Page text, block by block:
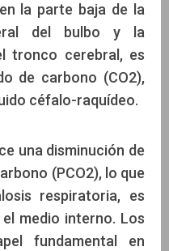
la parte baja de la
del bulbo y la
tronco cerebral, es
de carbono (CO2),
céfalo-raquídeo.
una disminución de
(PCO2), lo que
respiratoria, es
medio interno. Los
fundamental en